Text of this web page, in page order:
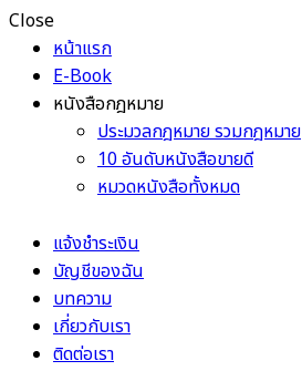
Close
หน้าแรก
E-Book
หนังสือกฎหมาย
ประมวลกฎหมาย รวมกฎหมาย
10 อันดับหนังสือขายดี
หมวดหนังสือทั้งหมด
แจ้งชำระเงิน
บัญชีของฉัน
บทความ
เกี่ยวกับเรา
ติดต่อเรา